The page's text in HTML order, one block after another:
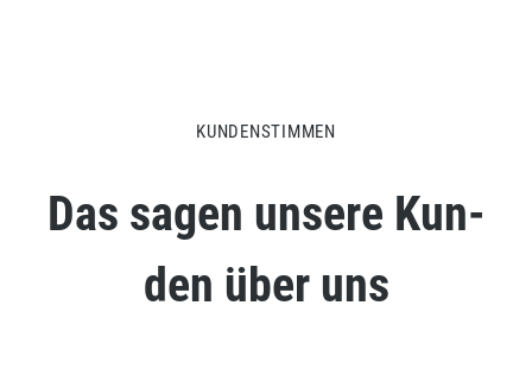
KUNDENSTIMMEN
Das sagen unse­re Kun­
den über uns